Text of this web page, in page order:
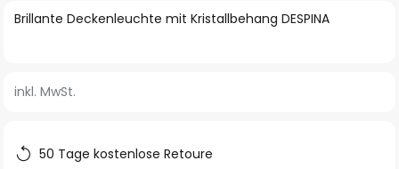
Zum
springen
Brillante Deckenleuchte mit Kristallbehang DESPINA
inkl. MwSt.
50 Tage kostenlose Retoure